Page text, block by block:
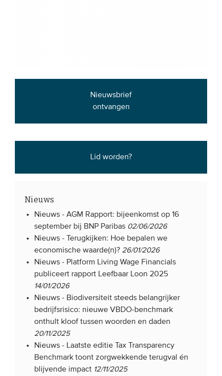
Nieuwsbrief
ontvangen
Lid worden?
Nieuws
Nieuws -AGM Rapport: bijeenkomst op 16
september bij BNP Paribas 02/06/2026
Nieuws -
Terugkijken: Hoe bepalen we
economische waarde(n)? 26/01/2026
Nieuws - Platform Living Wage Financials
publiceert rapport Leefbaar Loon 2025
14/01/2026
Nieuws - Biodiversiteit steeds belangrijker
bedrijfsrisico: nieuwe VBDO-benchmark
onthult kloof tussen woorden en daden
20/11/2025
Nieuws - Laatste editie Tax Transparency
Benchmark toont zorgwekkende terugval én
blijvende impact 12/11/2025